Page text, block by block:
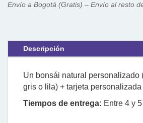
Envío a Bogotá (Gratis) – Envío al resto
Descripción
Un bonsái natural personalizado
gris o lila) + tarjeta
Tiempos de entrega: Entre 4 y